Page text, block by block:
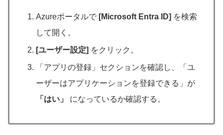
Azureポータルで [Microsoft Entra ID] を検索
して開く。
[ユーザー設定] をクリック。
「アプリの登録」セクションを確認し、「ユ
ーザーはアプリケーションを登録できる」が
「はい」
になっているか確認する。